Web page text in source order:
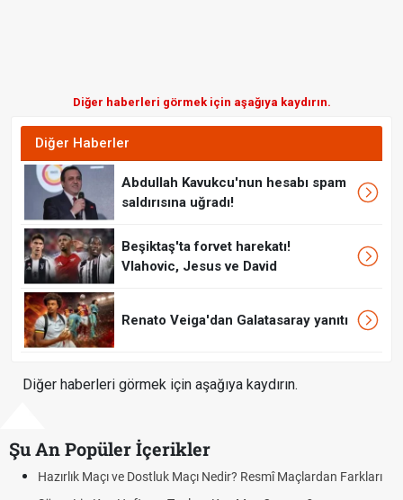
Diğer haberleri görmek için aşağıya kaydırın.
Diğer Haberler
Abdullah Kavukcu'nun hesabı spam
saldırısına uğradı!
Beşiktaş'ta forvet harekatı!
Vlahovic, Jesus ve David
Renato Veiga'dan Galatasaray yanıtı
Diğer haberleri görmek için aşağıya kaydırın.
Şu An Popüler İçerikler
Maçı ve Dostluk Maçı Nedir? Resmî Maçlardan Farkları
Puan